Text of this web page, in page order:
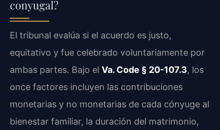
conyugal?
El tribunal evalúa si el acuerdo es justo,
equitativo y fue celebrado voluntariamente por
ambas partes. Bajo el Va. Code § 20-107.3, los
once factores incluyen las contribuciones
monetarias y no monetarias de cada cónyuge al
bienestar familiar, la duración del matrimonio,